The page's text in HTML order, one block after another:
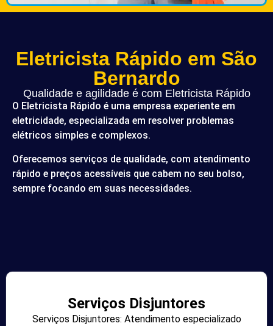
Eletricista Rápido em São
Bernardo
Qualidade e agilidade é com Eletricista Rápido
O Eletricista Rápido é uma empresa experiente em
eletricidade, especializada em resolver problemas
elétricos simples e complexos.
Oferecemos serviços de qualidade, com atendimento
rápido e preços acessíveis que cabem no seu bolso,
sempre focando em suas necessidades.
Serviços Disjuntores
Serviços Disjuntores: Atendimento especializado